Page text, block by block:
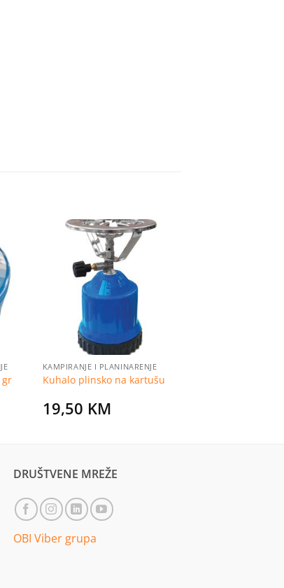
na
gr
KAMPIRANJE I PLANINARENJE
Kuhalo plinsko na kartušu
19,50 KM
DRUŠTVENE MREŽE
OBI Viber grupa